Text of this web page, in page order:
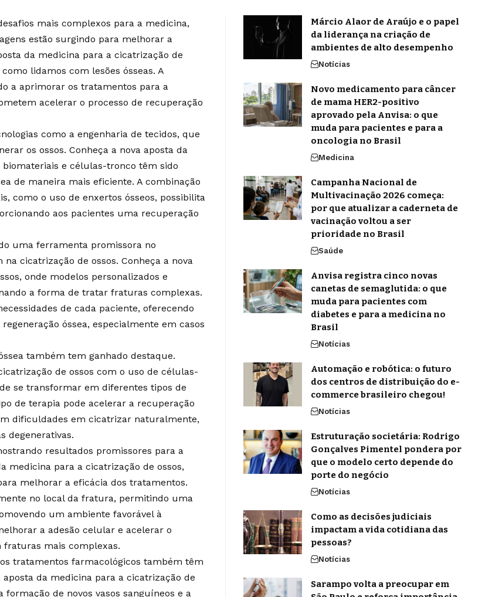
mais complexos para a medicina,
estão surgindo para melhorar a
da medicina para a cicatrização de
lidamos com lesões ósseas. A
a aprimorar os tratamentos para a
acelerar o processo de recuperação
como a engenharia de tecidos, que
os ossos. Conheça a nova aposta da
e células-tronco têm sido
de maneira mais eficiente. A combinação
como o uso de enxertos ósseos, possibilita
aos pacientes uma recuperação
uma ferramenta promissora no
cicatrização de ossos. Conheça a nova
onde modelos personalizados e
a forma de tratar fraturas complexas.
de cada paciente, oferecendo
óssea, especialmente em casos
também tem ganhado destaque.
de ossos com o uso de células-
se transformar em diferentes tipos de
de terapia pode acelerar a recuperação
dificuldades em cicatrizar naturalmente,
degenerativas.
resultados promissores para a
medicina para a cicatrização de ossos,
melhorar a eficácia dos tratamentos.
no local da fratura, permitindo uma
um ambiente favorável à
a adesão celular e acelerar o
fraturas mais complexas.
tratamentos farmacológicos também têm
da medicina para a cicatrização de
de novos vasos sanguíneos e a
Márcio Alaor de Araújo e o papel
da liderança na criação de
ambientes de alto desempenho
Notícias
Novo medicamento para câncer
de mama HER2-positivo
aprovado pela Anvisa: o que
muda para pacientes e para a
oncologia no Brasil
Medicina
Campanha Nacional de
Multivacinação 2026 começa:
por que atualizar a caderneta de
vacinação voltou a ser
prioridade no Brasil
Saúde
Anvisa registra cinco novas
canetas de semaglutida: o que
muda para pacientes com
diabetes e para a medicina no
Brasil
Notícias
Automação e robótica: o futuro
dos centros de distribuição do e-
commerce brasileiro chegou!
Notícias
Estruturação societária: Rodrigo
Gonçalves Pimentel pondera por
que o modelo certo depende do
porte do negócio
Notícias
Como as decisões judiciais
impactam a vida cotidiana das
pessoas?
Notícias
Sarampo volta a preocupar em